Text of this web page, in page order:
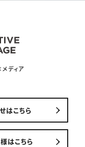
ディア
はこちら
はこちら